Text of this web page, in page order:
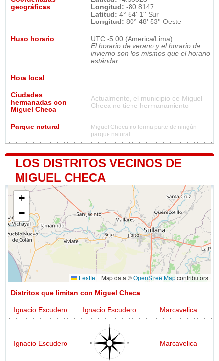
geográficas
Longitud: -80.8147
Latitud: 4° 54' 1'' Sur
Longitud: 80° 48' 53'' Oeste
Huso horario UTC -5:00 (America/Lima)
El horario de verano y el horario de
invierno son los mismos que el horario
estándar
Hora local
Ciudades
hermanadas con
Miguel Checa
Actualmente, el municipio de Miguel
Checa no tiene hermanamiento
Parque natural
Miguel Checa no forma parte de ningún
parque natural
LOS DISTRITOS VECINOS DE
MIGUEL CHECA
+
−
Leaflet | Map data ©OpenStreetMapcontributors
Distritos que limitan con Miguel Checa
Ignacio Escudero Ignacio Escudero Marcavelica
Ignacio Escudero Marcavelica